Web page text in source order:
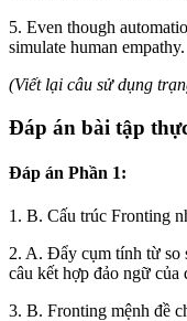
5. Even though
simulate human empathy.
(Viết lại câu sử dụng
Đáp án bài tập
Đáp án Phần 1:
1. B. Cấu trúc Fronting
2. A. Đẩy cụm tính từ so
câu kết hợp đảo ngữ của
3. B. Fronting mệnh đề